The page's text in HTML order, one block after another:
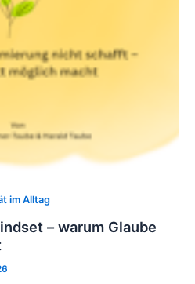
im Alltag
– warum Glaube